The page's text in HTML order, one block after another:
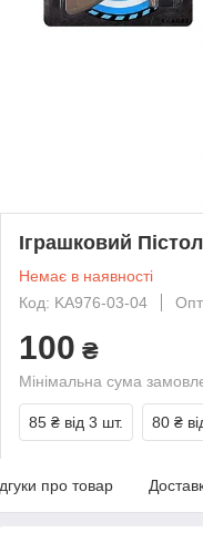
Іграшковий
Немає в наявності
Код: KA976-03-04
Опт
100 ₴
Мінімальна сума
85 ₴ від 3 шт. 80 ₴
про товар